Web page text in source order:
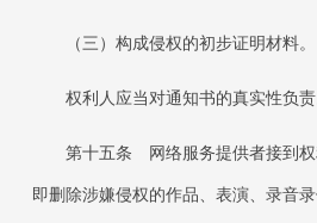
（三）构成侵权的初步证明材料。
权利人应当对通知书的真实性负责
第十五条 网络服务提供者接到
即删除涉嫌侵权的作品、表演、录音